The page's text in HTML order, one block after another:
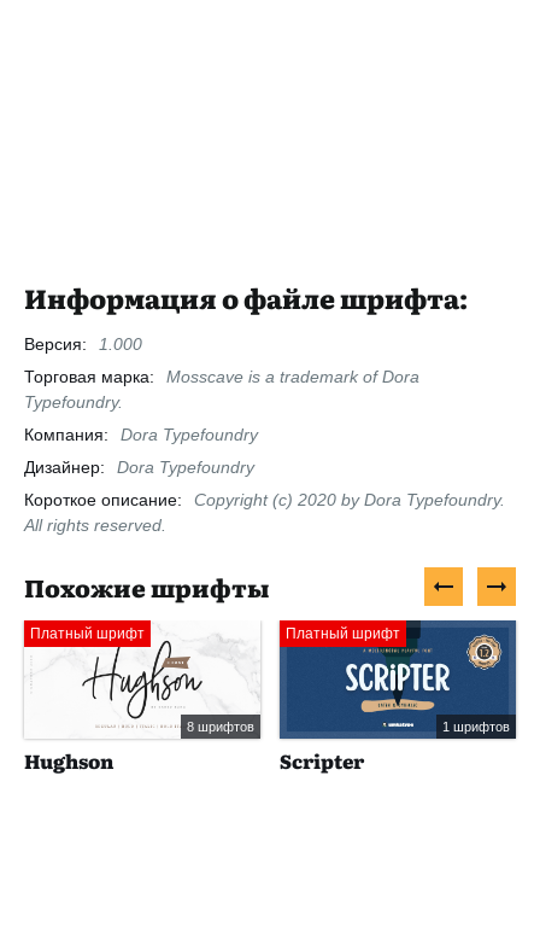
Информация о файле шрифта:
Версия:
1.000
Торговая марка:
Mosscave is a trademark of Dora
Typefoundry.
Компания:
Dora Typefoundry
Дизайнер:
Dora Typefoundry
Короткое описание:
Copyright (c) 2020 by Dora Typefoundry.
All rights reserved.
Похожие шрифты
Платный шрифт
8 шрифтов
Hughson
Платный шрифт
1 шрифтов
Scripter